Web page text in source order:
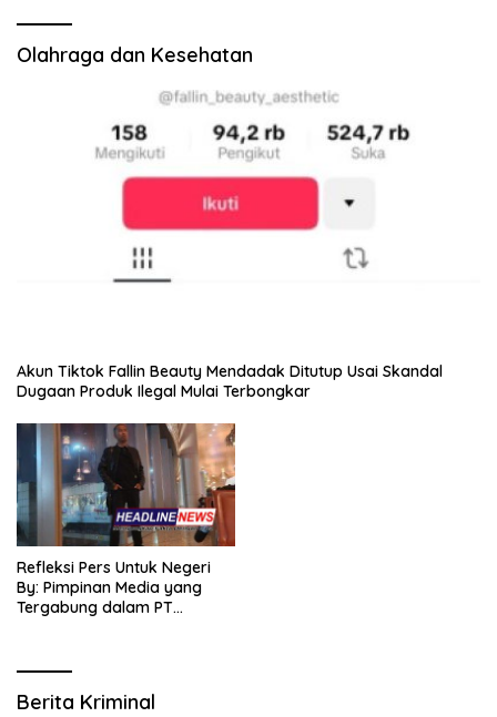
Olahraga dan Kesehatan
Akun Tiktok Fallin Beauty Mendadak Ditutup Usai Skandal
Dugaan Produk Ilegal Mulai Terbongkar
Refleksi Pers Untuk Negeri
By: Pimpinan Media yang
Tergabung dalam PT
Berita Kriminal